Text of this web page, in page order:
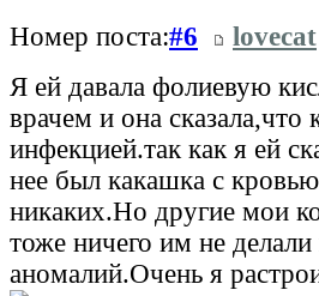
Номер поста:#6 lovecat
Я ей давала фолиевую
врачем и она
инфекцией.так как я ей
нее был какашка с
никаких.Но другие мои
тоже ничего им не
аномалий.Очень я